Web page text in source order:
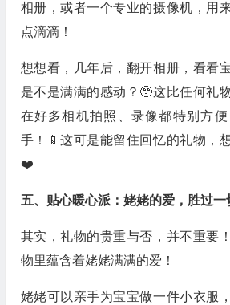
相册，或者一个专业的摄像机，用
点滴滴！
想想看，几年后，翻开相册，看看
是不是满满的感动？🥹这比任何礼
在好多相机拍照、录像都特别方
手！📱这可是能留住回忆的礼物，
❤️
五、贴心暖心派：姥姥的爱，胜过一
其实，礼物的贵重与否，并不重要
物里蕴含着姥姥满满的爱！
姥姥可以亲手为宝宝做一件小衣服